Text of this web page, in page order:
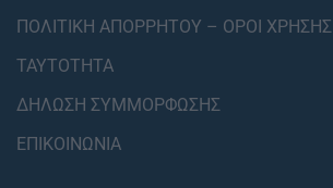
ΠΟΛΙΤΙΚΗ ΑΠΟΡΡΗΤΟΥ – ΟΡΟΙ ΧΡΗΣΗΣ
ΤΑΥΤΟΤΗΤΑ
ΔΗΛΩΣΗ ΣΥΜΜΟΡΦΩΣΗΣ
ΕΠΙΚΟΙΝΩΝΙΑ